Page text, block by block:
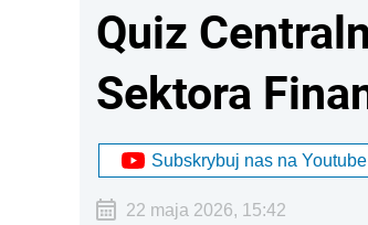
Quiz
Sektora
Subskrybuj nas na Youtube
22 maja 2026, 15:42